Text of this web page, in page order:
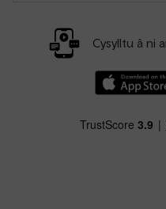
Cysylltu â ni